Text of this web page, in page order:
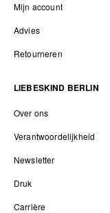
Mijn account
Advies
Retourneren
LIEBESKIND BERLIN
Over ons
Verantwoordelijkheid
Newsletter
Druk
Carrière